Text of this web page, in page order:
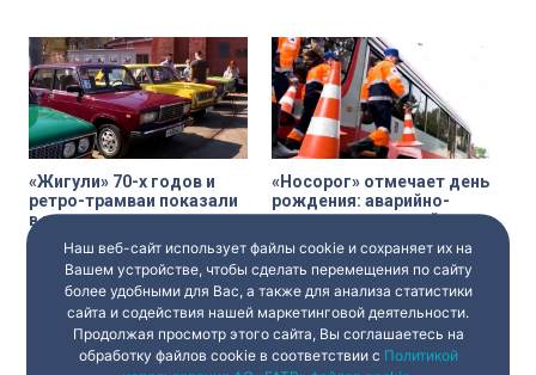
«Жигули» 70-х годов и
ретро-трамваи показали
в выставочном
комплексе
«Горэлектротранса»
Ретро-сезон автомобильной
техники открылся в Петербурге.
Машины 70-х годов
представили в Экспозиционно-
выставочном комплексе
«Горэлектротранса».
Репортаж
«Носорог» отмечает день
рождения: аварийно-
восстановительной
службе
Горэлектротранса
исполнилось 83 года
«Носорог» отмечает день
рождения. 83 года
исполнилось важнейшему
подразделению
Горэлектротранса – аварийно-
восстановительной службе.
Город
Наш веб-сайт использует файлы cookie и сохраняет их на
Вашем устройстве, чтобы сделать перемещения по сайту
более удобными для Вас, а также для анализа статистики
сайта и содействия нашей маркетинговой деятельности.
Продолжая просмотр этого сайта, Вы соглашаетесь на
обработку файлов cookie в соответствии с Политикой